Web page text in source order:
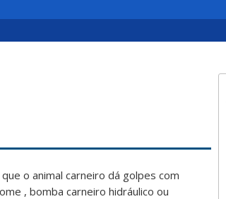
o animal carneiro dá golpes com
, bomba carneiro hidráulico ou